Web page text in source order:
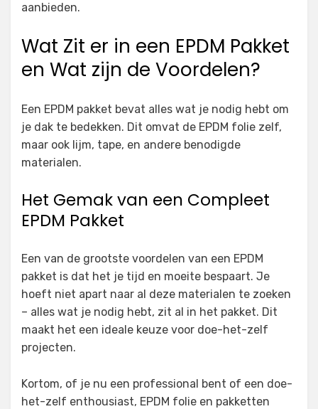
aanbieden.
Wat Zit er in een EPDM Pakket
en Wat zijn de Voordelen?
Een EPDM pakket bevat alles wat je nodig hebt om
je dak te bedekken. Dit omvat de EPDM folie zelf,
maar ook lijm, tape, en andere benodigde
materialen.
Het Gemak van een Compleet
EPDM Pakket
Een van de grootste voordelen van een EPDM
pakket is dat het je tijd en moeite bespaart. Je
hoeft niet apart naar al deze materialen te zoeken
– alles wat je nodig hebt, zit al in het pakket. Dit
maakt het een ideale keuze voor doe-het-zelf
projecten.
Kortom, of je nu een professional bent of een doe-
het-zelf enthousiast, EPDM folie en pakketten